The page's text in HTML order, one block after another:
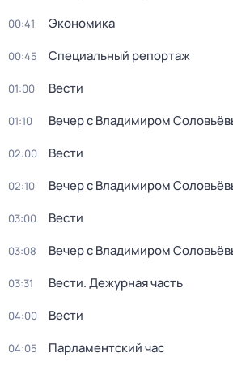
00:41 Экономика
00:45 Специальный репортаж
01:00 Вести
01:10 Вечер с Владимиром
02:00 Вести
02:10 Вечер с Владимиром
03:00 Вести
03:08 Вечер с Владимиром
03:31 Вести. Дежурная часть
04:00 Вести
04:05 Парламентский час